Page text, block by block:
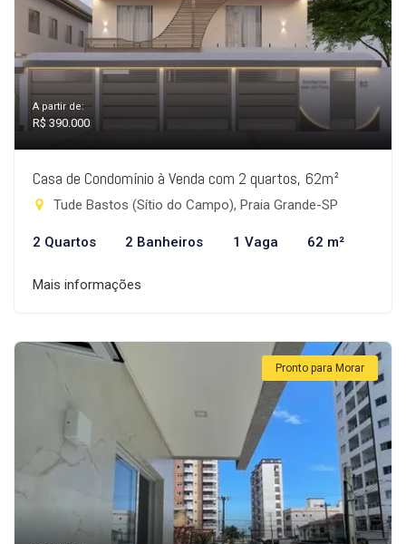
A partir de:
R$ 390.000
Casa de Condomínio à Venda com 2 quartos, 62m²
Tude Bastos (Sítio do Campo), Praia Grande-SP
2 Quartos 2 Banheiros 1 Vaga 62 m²
Mais informações
Pronto para Morar